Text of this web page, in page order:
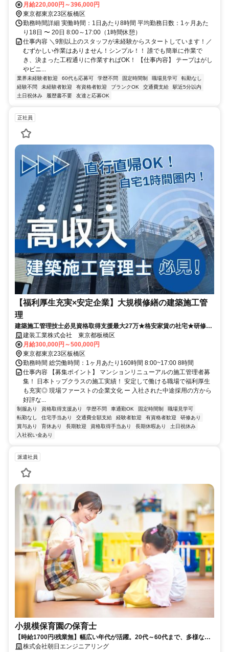
月給220,000円～396,000円
東京都東京23区板橋区
勤務時間詳細 実働時間：1日あたり8時間 平均勤務日数：1ヶ月あた
り18日 〜 20日 8:00～17:00（1時間休憩）
仕事内容 ＼9割以上のスタッフが未経験からスタートしています！／
むずかしい作業はありません！シンプル！！ 誰でも簡単に作業で
き、決まった工程通りに作業すればOK！ 【仕事内容】 テープはがし
やビニ...
業界未経験者歓迎 60代も応募可 学歴不問 固定時間制 職場見学可
転勤なし
経験不問
未経験者歓迎 有資格者歓迎 ブランクOK 交通費支給
駅近5分以内
土日祝休み
履歴書不要 友達と応募OK
正社員
【福利厚生充実×安定企業】大規模修繕の建築施工管
理
建築施工管理技士必見資格取得支援最大27万★格安家賃の社宅★研修あ
り 建装工業株式会社 東京都板橋区
月給300,000円～500,000円
東京都東京23区板橋区
勤務時間 総労働時間：1ヶ月あたり160時間 8:00~17:00 8時間
仕事内容 【募集ポイント】 マンションリニューアルの施工管理者募
集！ 日本トップクラスの施工実績！ 安定して働ける職場で福利厚生
も充実◎ 現場ファーストの企業文化 ー 入社された中途採用の方から
好評な...
制服あり 資格取得支援あり 学歴不問 車通勤OK 固定時間制
職場見学可
転勤なし
住宅手当あり 交通費全額支給 経験者歓迎 有資格者歓迎
研修あり
賞与あり
育休あり 長期歓迎 資格取得手当あり 長期休暇あり
土日祝休み
入社祝い金あり
派遣社員
小規模保育園の保育士
【時給1700円/残業無】幅広い年代が活躍。20代～60代まで、多様な仲
間がいます。
株式会社朝日エンジニアリング